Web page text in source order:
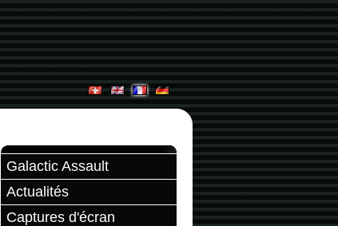
Galactic Assault
Actualités
Captures d'écran